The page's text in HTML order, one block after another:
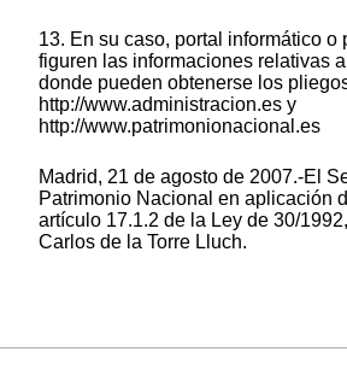
13. En su caso, portal informático o
figuren las informaciones relativas
donde pueden obtenerse los
http://www.administracion.es y
http://www.patrimonionacional.es
Madrid, 21 de agosto de 2007.-El
Patrimonio Nacional en aplicación
artículo 17.1.2 de la Ley de 30/
Carlos de la Torre Lluch.